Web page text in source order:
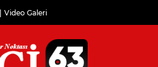
Video Galeri